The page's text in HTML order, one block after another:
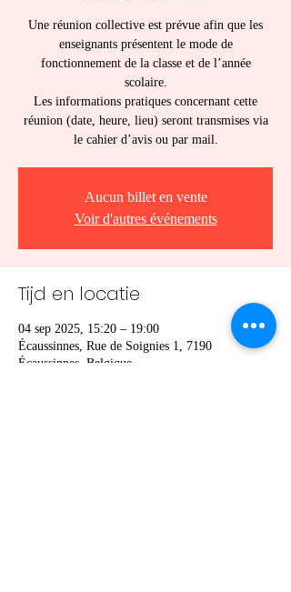
Une réunion collective est prévue afin que les
enseignants présentent le mode de
fonctionnement de la classe et de l’année
scolaire.
Les informations pratiques concernant cette
réunion (date, heure, lieu) seront transmises via
le cahier d’avis ou par mail.
Aucun billet en vente
Voir d'autres événements
Tijd en locatie
04 sep 2025, 15:20 – 19:00
Écaussinnes, Rue de Soignies 1, 7190
Écaussinnes, Belgique